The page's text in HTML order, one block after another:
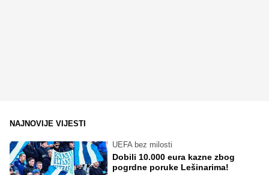
NAJNOVIJE VIJESTI
UEFA bez milosti
Dobili 10.000 eura kazne zbog
pogrdne poruke Lešinarima!